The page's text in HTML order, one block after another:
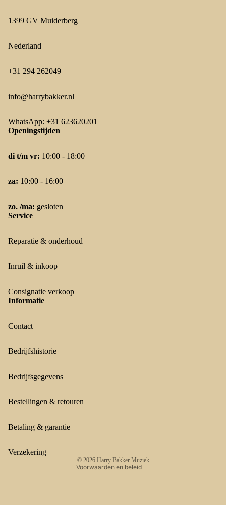
1399 GV Muiderberg
Nederland
+31 294 262049
info@harrybakker.nl
WhatsApp: +31 623620201
Openingstijden
di t/m vr: 10:00 - 18:00
za: 10:00 - 16:00
zo. /ma: gesloten
Service
Reparatie & onderhoud
Inruil & inkoop
Consignatie verkoop
Informatie
Contact
Bedrijfshistorie
Bedrijfsgegevens
Bestellingen & retouren
Betaling & garantie
Verzekering
© 2026 Harry Bakker Muziek
Voorwaarden en beleid
Terugbetalingsbeleid
Algemene voorwaarden